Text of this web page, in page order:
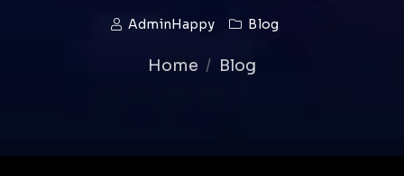
AdminHappy Blog
Home Blog